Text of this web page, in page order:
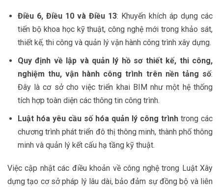
Điều 6, Điều 10 và Điều 13: Khuyến khích áp dụng các
tiến bộ khoa học kỹ thuật, công nghệ mới trong khảo sát,
thiết kế, thi công và quản lý vận hành công trình xây dựng.
Quy định về lập và quản lý hồ sơ thiết kế, thi công,
nghiệm thu, vận hành công trình trên nền tảng số:
Đây là cơ sở cho việc triển khai BIM như một hệ thống
tích hợp toàn diện các thông tin công trình.
Luật hóa yêu cầu số hóa quản lý công trìnhtrong các
chương trình phát triển đô thị thông minh, thành phố thông
minh và quản lý kết cấu hạ tầng kỹ thuật.
Việc cập nhật các điều khoản về công nghệ trong Luật Xây
dựng tạo cơ sở pháp lý lâu dài, bảo đảm sự đồng bộ và liên